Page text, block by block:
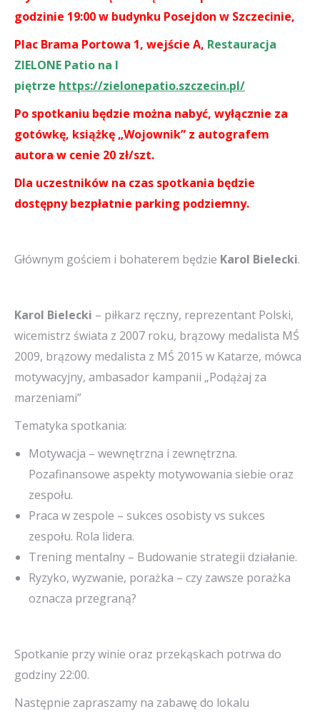
godzinie 19:00 w budynku Posejdon w Szczecinie,
Plac Brama Portowa 1, wejście A, Restauracja
ZIELONE Patio na I
piętrze https://zielonepatio.szczecin.pl/
Po spotkaniu będzie można nabyć, wyłącznie za
gotówkę, książkę „Wojownik” z autografem
autora w cenie 20 zł/szt.
Dla uczestników na czas spotkania będzie
dostępny bezpłatnie parking podziemny.
Głównym gościem i bohaterem będzie Karol Bielecki.
Karol Bielecki – piłkarz ręczny, reprezentant Polski,
wicemistrz świata z 2007 roku, brązowy medalista MŚ
2009, brązowy medalista z MŚ 2015 w Katarze, mówca
motywacyjny, ambasador kampanii „Podążaj za
marzeniami”
Tematyka spotkania:
Motywacja – wewnętrzna i zewnętrzna.
Pozafinansowe aspekty motywowania siebie oraz
zespołu.
Praca w zespole – sukces osobisty vs sukces
zespołu. Rola lidera.
Trening mentalny – Budowanie strategii działanie.
Ryzyko, wyzwanie, porażka – czy zawsze porażka
oznacza przegraną?
Spotkanie przy winie oraz przekąskach potrwa do
godziny 22:00.
Następnie zapraszamy na zabawę do lokalu